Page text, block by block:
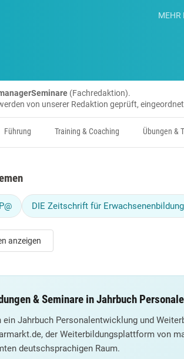
MEHR
(Fachredaktion).
von unserer Redaktion geprüft,
Führung Training & Coaching Übungen &
DIE Zeitschrift für Erwachsenenbildung
anzeigen
& Seminare in Jahrbuch
ein Jahrbuch Personalentwicklung und
der Weiterbildungsplattform von
deutschsprachigen Raum.